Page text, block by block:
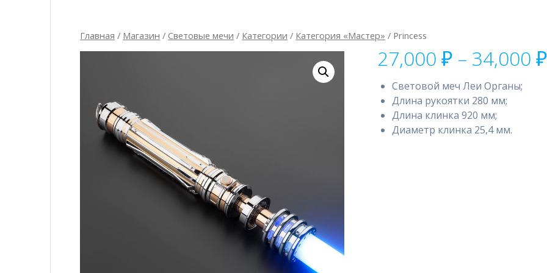
Главная / Магазин / Световые мечи / Категории / Категория «Мастер» / Princess
27,000 ₽ – 34,000 ₽
Cветовой меч Леи Органы;
Длина рукоятки 280 мм;
Длина клинка 920 мм;
Диаметр клинка 25,4 мм.